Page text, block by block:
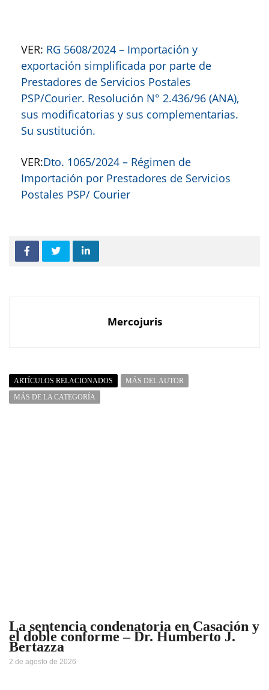
VER: RG 5608/2024 – Importación y
exportación simplificada por parte de
Prestadores de Servicios Postales
PSP/Courier. Resolución N° 2.436/96 (ANA),
sus modificatorias y sus complementarias.
Su sustitución.
VER:Dto. 1065/2024 – Régimen de
Importación por Prestadores de Servicios
Postales PSP/ Courier
Mercojuris
ARTÍCULOS RELACIONADOS
MÁS DEL AUTOR
MÁS DE LA CATEGORÍA
La sentencia condenatoria en Casación y
el doble conforme – Dr. Humberto J.
Bertazza
2 de agosto de 2026